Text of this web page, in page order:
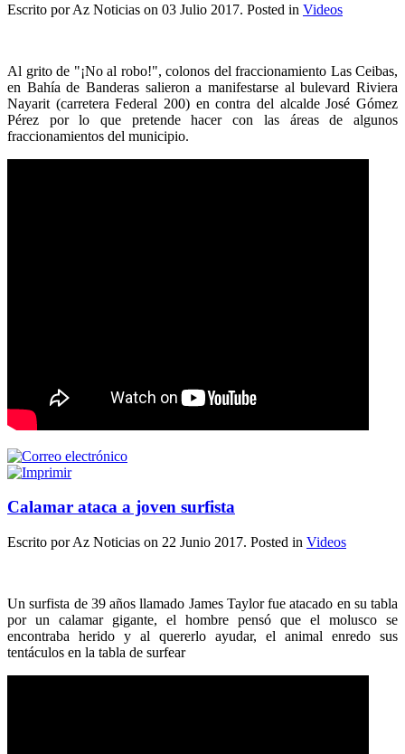
Escrito por Az Noticias on 03 Julio 2017. Posted in Videos
Al grito de "¡No al robo!", colonos del fraccionamiento Las Ceibas,
en Bahía de Banderas salieron a manifestarse al bulevard Riviera
Nayarit (carretera Federal 200) en contra del alcalde José Gómez
Pérez por lo que pretende hacer con las áreas de algunos
fraccionamientos del municipio.
Calamar ataca a joven surfista
Escrito por Az Noticias on 22 Junio 2017. Posted in Videos
Un surfista de 39 años llamado James Taylor fue atacado en su tabla
por un calamar gigante, el hombre pensó que el molusco se
encontraba herido y al quererlo ayudar, el animal enredo sus
tentáculos en la tabla de surfear